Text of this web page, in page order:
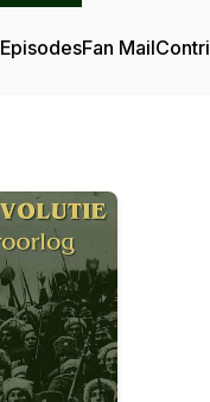
EpisodesFan Mail